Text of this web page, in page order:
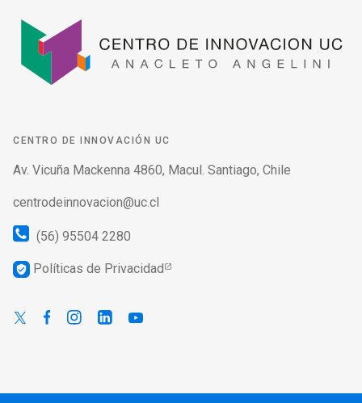
CENTRO DE INNOVACIÓN UC
Av. Vicuña Mackenna 4860, Macul. Santiago, Chile
centrodeinnovacion@uc.cl
(56) 95504 2280
verified_user Políticas de Privacidad